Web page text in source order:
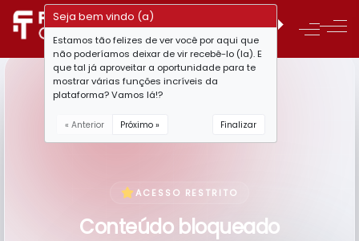
ACESSO RESTRITO
Conteúdo bloqueado
Seja bem vindo (a)
Estamos tão felizes de ver você por aqui que
não poderíamos deixar de vir recebê-lo (la). E
que tal já aproveitar a oportunidade para te
mostrar várias funções incríveis da
plataforma? Vamos lá!?
« Anterior Próximo » Finalizar